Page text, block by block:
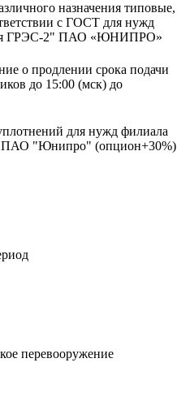
назначения типовые,
с ГОСТ для нужд
ГРЭС-2" ПАО «ЮНИПРО»
о продлении срока подачи
до 15:00 (мск) до
для нужд филиала
ПАО "Юнипро" (опцион+30%)
перевооружение